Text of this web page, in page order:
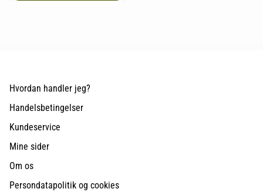
Hvordan handler jeg?
Handelsbetingelser
Kundeservice
Mine sider
Om os
Persondatapolitik og cookies